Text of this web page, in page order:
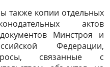
также копии отдельных
актов
Минстроя и
Федерации,
связанные с